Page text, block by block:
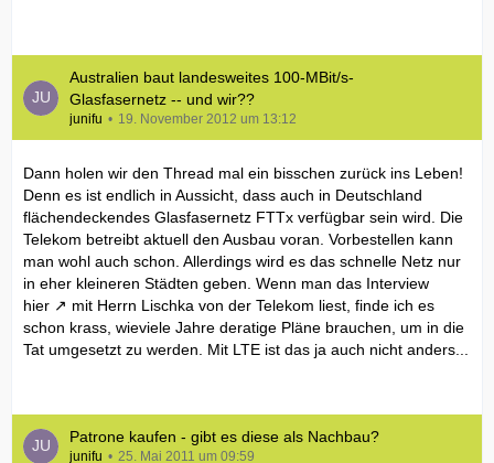
Australien baut landesweites 100-MBit/s-
Glasfasernetz -- und wir??
junifu 19. November 2012 um 13:12
Dann holen wir den Thread mal ein bisschen zurück ins Leben!
Denn es ist endlich in Aussicht, dass auch in Deutschland
flächendeckendes Glasfasernetz FTTx verfügbar sein wird. Die
Telekom betreibt aktuell den Ausbau voran. Vorbestellen kann
man wohl auch schon. Allerdings wird es das schnelle Netz nur
in eher kleineren Städten geben. Wenn man das Interview
hier
mit Herrn Lischka von der Telekom liest, finde ich es
schon krass, wieviele Jahre deratige Pläne brauchen, um in die
Tat umgesetzt zu werden. Mit LTE ist das ja auch nicht anders...
Patrone kaufen - gibt es diese als Nachbau?
junifu 25. Mai 2011 um 09:59